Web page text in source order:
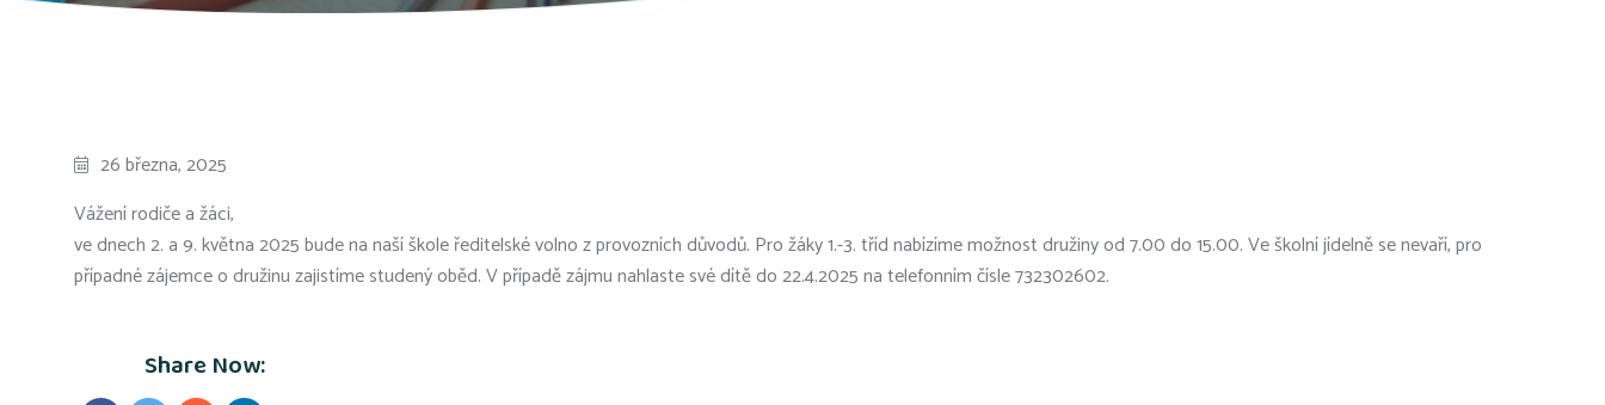
26 března, 2025
Vážení rodiče a žáci,
ve dnech 2. a 9. května 2025 bude na naší škole ředitelské volno z provozních důvodů. Pro žáky 1.-3. tříd nabízíme možnost družiny od 7.00 do 15.00. Ve školní jídelně se nevaří, pro
případné zájemce o družinu zajistíme studený oběd. V případě zájmu nahlaste své dítě do 22.4.2025 na telefonním čísle 732302602.
Share Now: